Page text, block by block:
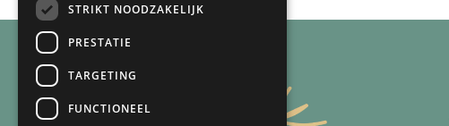
STRIKT NOODZAKELIJK
PRESTATIE
TARGETING
FUNCTIONEEL